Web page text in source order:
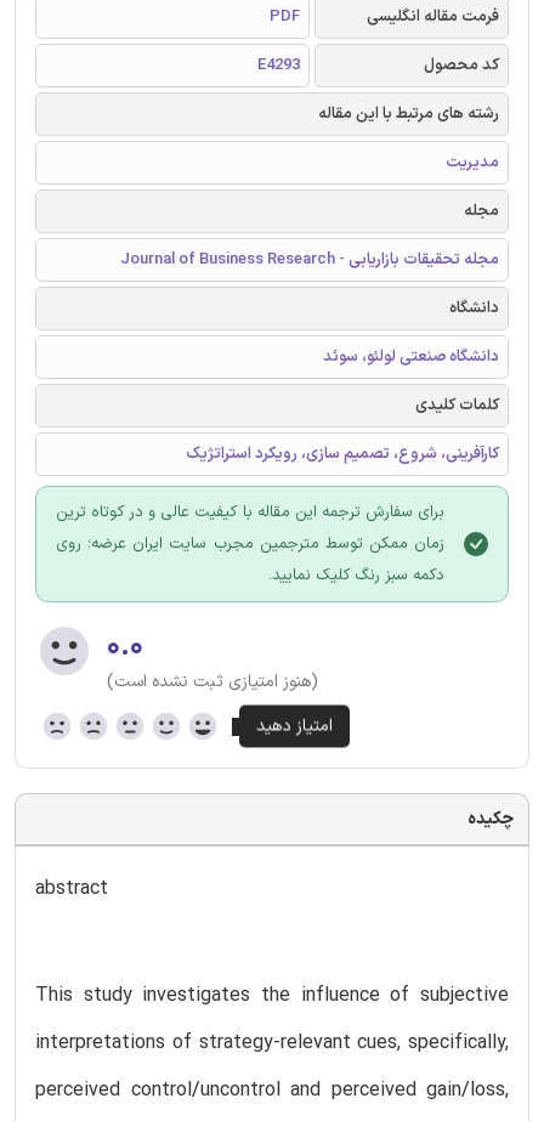
فرمت مقاله انگلیسی
PDF
کد محصول
E4293
رشته های مرتبط با این مقاله
مدیریت
مجله
مجله تحقیقات بازاریابی - Journal of Business Research
دانشگاه
دانشگاه صنعتی لولئو، سوئد
کلمات کلیدی
کارآفرینی، شروع، تصمیم سازی، رویکرد استراتژیک
برای سفارش ترجمه این مقاله با کیفیت عالی و در کوتاه ترین
زمان ممکن توسط مترجمین مجرب سایت ایران عرضه؛ روی
دکمه سبز رنگ کلیک نمایید.
۰.۰
(هنوز امتیازی ثبت نشده است)
چکیده
abstract
This study investigates the influence of subjective
interpretations of strategy-relevant cues, specifically,
perceived control/uncontrol and perceived gain/loss,